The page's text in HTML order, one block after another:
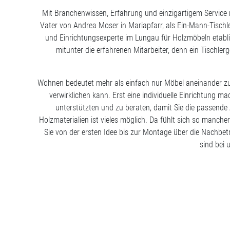
Mit Branchenwissen, Erfahrung und einzigartigem
Vater von Andrea Moser in Mariapfarr, als Ein-Mann-
und Einrichtungsexperte im Lungau für Holzmöbeln
mitunter die erfahrenen Mitarbeiter, denn ein
Wohnen bedeutet mehr als einfach nur Möbel aneinander
verwirklichen kann. Erst eine individuelle Einrichtung
unterstützten und zu beraten, damit Sie die
Holzmaterialien ist vieles möglich. Da fühlt sich so
Sie von der ersten Idee bis zur Montage über die
sind bei